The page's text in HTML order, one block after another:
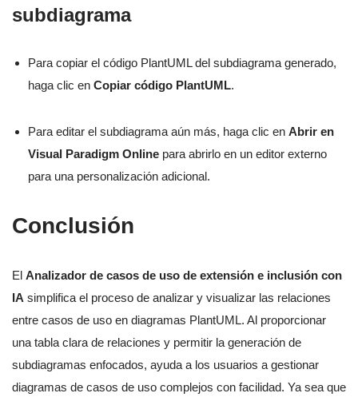
subdiagrama
Para copiar el código PlantUML del subdiagrama generado,
haga clic en Copiar código PlantUML.
Para editar el subdiagrama aún más, haga clic en Abrir en
Visual Paradigm Online para abrirlo en un editor externo
para una personalización adicional.
Conclusión
El Analizador de casos de uso de extensión e inclusión con
IA simplifica el proceso de analizar y visualizar las relaciones
entre casos de uso en diagramas PlantUML. Al proporcionar
una tabla clara de relaciones y permitir la generación de
subdiagramas enfocados, ayuda a los usuarios a gestionar
diagramas de casos de uso complejos con facilidad. Ya sea que